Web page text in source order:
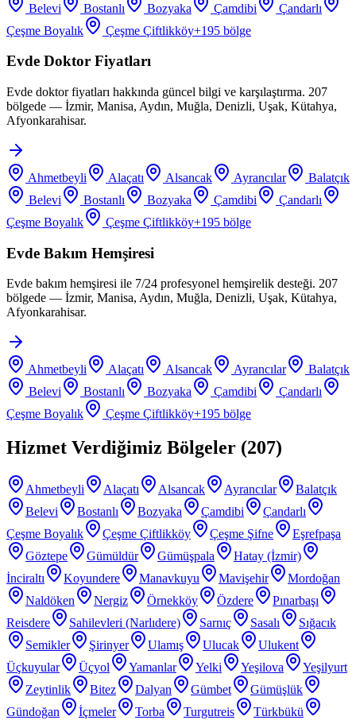
Belevi
Bostanlı Bozyaka Çamdibi
Çandarlı
Çeşme Boyalık
Çeşme Çiftlikköy+195 bölge
Evde Doktor Fiyatları
Evde doktor fiyatları hakkında güncel bilgi ve karşılaştırma. 207
bölgede — İzmir, Manisa, Aydın, Muğla, Denizli, Uşak, Kütahya,
Afyonkarahisar.
Ahmetbeyli Alaçatı Alsancak Ayrancılar
Balatçık
Belevi
Bostanlı Bozyaka Çamdibi
Çandarlı
Çeşme Boyalık
Çeşme Çiftlikköy+195 bölge
Evde Bakım Hemşiresi
Evde bakım hemşiresi ile 7/24 profesyonel hemşirelik desteği. 207
bölgede — İzmir, Manisa, Aydın, Muğla, Denizli, Uşak, Kütahya,
Afyonkarahisar.
Ahmetbeyli Alaçatı Alsancak Ayrancılar
Balatçık
Belevi
Bostanlı Bozyaka Çamdibi
Çandarlı
Çeşme Boyalık
Çeşme Çiftlikköy+195 bölge
Hizmet Verdiğimiz Bölgeler (207)
Ahmetbeyli Alaçatı Alsancak Ayrancılar
Balatçık
Belevi
Bostanlı Bozyaka Çamdibi
Çandarlı
Çeşme Boyalık
Çeşme Çiftlikköy Çeşme Şifne
Eşrefpaşa
Göztepe
Gümüldür Gümüşpala
Hatay (İzmir)
İnciraltı
Koyundere Manavkuyu Mavişehir
Mordoğan
Naldöken
Nergiz Örnekköy Özdere
Pınarbaşı
Reisdere
Sahilevleri (Narlıdere) Sarnıç Sasalı
Sığacık
Semikler
Şirinyer Ulamış Ulucak
Ulukent
Üçkuyular
Üçyol Yamanlar Yelki Yeşilova
Yeşilyurt
Zeytinlik
Bitez Dalyan Gümbet
Gümüşlük
Gündoğan
İçmeler Torba Turgutreis
Türkbükü